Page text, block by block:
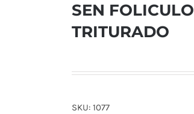
SEN FOLICULO
TRITURADO
SKU: 1077